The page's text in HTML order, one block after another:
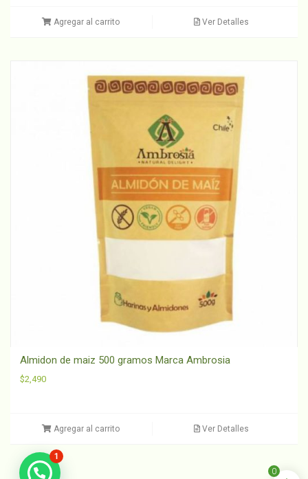
Agregar al carrito Ver Detalles
Almidon de maiz 500 gramos Marca Ambrosia
$2,490
Agregar al carrito Ver Detalles
0
1